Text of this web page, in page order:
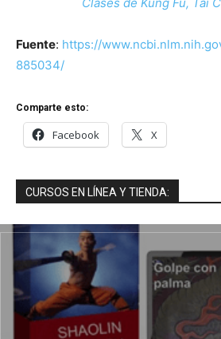
Fuente: https://
885034/
Comparte esto:
Facebook X
CURSOS EN LÍNEA Y TIENDA: